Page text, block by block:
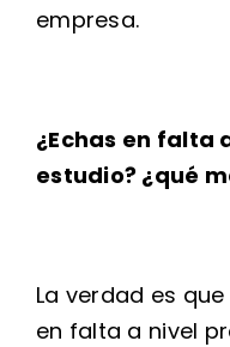
empresa.
¿Echas en falta
estudio? ¿qué
La verdad es
en falta a nivel